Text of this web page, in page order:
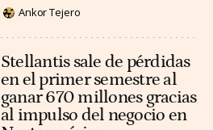
Ankor Tejero
Stellantis sale de pérdidas
en el primer semestre al
ganar 670 millones gracias
al impulso del negocio en